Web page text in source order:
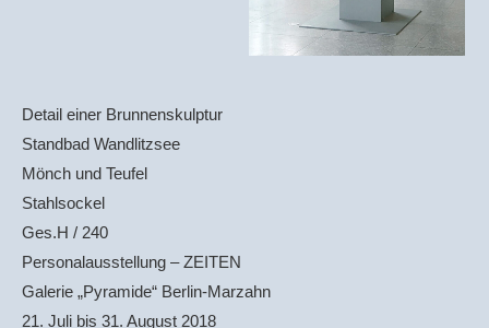
Detail einer Brunnenskulptur
Standbad Wandlitzsee
Mönch und Teufel
Stahlsockel
Ges.H / 240
Personalausstellung – ZEITEN
Galerie „Pyramide“ Berlin-Marzahn
21. Juli bis 31. August 2018